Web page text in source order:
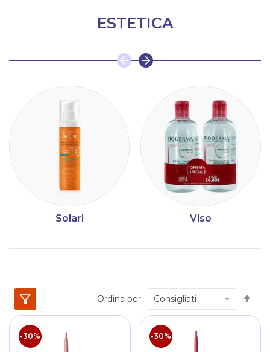
ESTETICA
Solari Viso
Ordina per
-30% -30%